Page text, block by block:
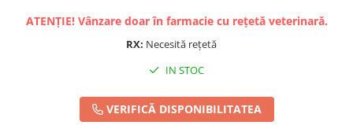
ATENȚIE! Vânzare doar în farmacie cu rețetă veterinară.
RX: Necesită rețetă
IN STOC
VERIFICĂ DISPONIBILITATEA